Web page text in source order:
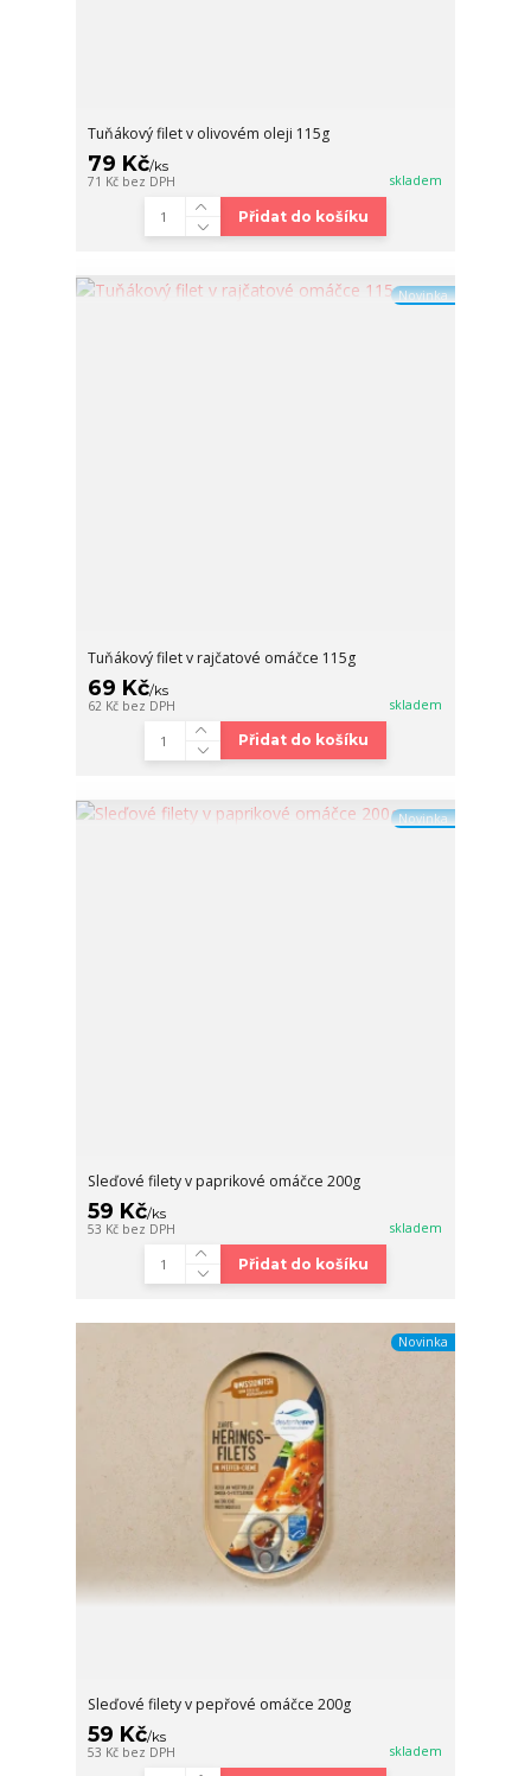
Tuňákový filet v olivovém oleji 115g
79 Kč/ks
71 Kč bez DPH skladem
Přidat do košíku
Novinka
Tuňákový filet v rajčatové omáčce 115g
69 Kč/ks
62 Kč bez DPH skladem
Přidat do košíku
Novinka
Sleďové filety v paprikové omáčce 200g
59 Kč/ks
53 Kč bez DPH skladem
Přidat do košíku
Novinka
Sleďové filety v pepřové omáčce 200g
59 Kč/ks
53 Kč bez DPH skladem